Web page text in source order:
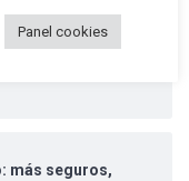
con
más seguros,
Panel cookies